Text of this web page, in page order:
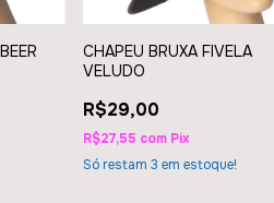
CHAPEU BRUXA FIVELA
VELUDO
R$29,00
R$27,55 com Pix
Só restam 3 em estoque!